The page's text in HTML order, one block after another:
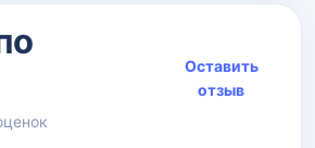
Оставить
отзыв